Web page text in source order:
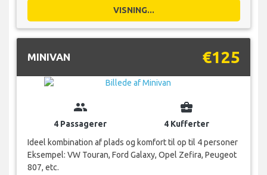
VISNING...
MINIVAN €125
group
4 Passagerer
business_center
4 Kufferter
Ideel kombination af plads og komfort til op til 4 personer
Eksempel: VW Touran, Ford Galaxy, Opel Zefira, Peugeot
807, etc.